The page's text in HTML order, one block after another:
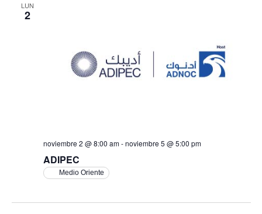
LUN
2
ADIPEC
noviembre 2 @ 8:00 am-noviembre 5 @ 5:00 pm
Medio Oriente